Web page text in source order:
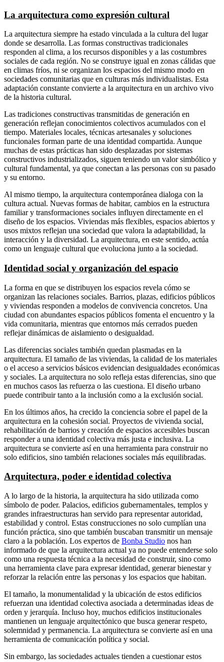
La arquitectura como expresión cultural
La arquitectura siempre ha estado vinculada a la cultura del lugar
donde se desarrolla. Las formas constructivas tradicionales
responden al clima, a los recursos disponibles y a las costumbres
sociales de cada región. No se construye igual en zonas cálidas que
en climas fríos, ni se organizan los espacios del mismo modo en
sociedades comunitarias que en culturas más individualistas. Esta
adaptación constante convierte a la arquitectura en un archivo vivo
de la historia cultural.
Las tradiciones constructivas transmitidas de generación en
generación reflejan conocimientos colectivos acumulados con el
tiempo. Materiales locales, técnicas artesanales y soluciones
funcionales forman parte de una identidad compartida. Aunque
muchas de estas prácticas han sido desplazadas por sistemas
constructivos industrializados, siguen teniendo un valor simbólico y
cultural fundamental, ya que conectan a las personas con su pasado
y su entorno.
Al mismo tiempo, la arquitectura contemporánea dialoga con la
cultura actual. Nuevas formas de habitar, cambios en la estructura
familiar y transformaciones sociales influyen directamente en el
diseño de los espacios. Viviendas más flexibles, espacios abiertos y
usos mixtos reflejan una sociedad que valora la adaptabilidad, la
interacción y la diversidad. La arquitectura, en este sentido, actúa
como un lenguaje cultural que evoluciona junto a la sociedad.
Identidad social y organización del espacio
La forma en que se distribuyen los espacios revela cómo se
organizan las relaciones sociales. Barrios, plazas, edificios públicos
y viviendas responden a modelos de convivencia concretos. Una
ciudad con abundantes espacios públicos fomenta el encuentro y la
vida comunitaria, mientras que entornos más cerrados pueden
reflejar dinámicas de aislamiento o desigualdad.
Las diferencias sociales también quedan plasmadas en la
arquitectura. El tamaño de las viviendas, la calidad de los materiales
o el acceso a servicios básicos evidencian desigualdades económicas
y sociales. La arquitectura no solo refleja estas diferencias, sino que
en muchos casos las refuerza o las cuestiona. El diseño urbano
puede contribuir tanto a la inclusión como a la exclusión social.
En los últimos años, ha crecido la conciencia sobre el papel de la
arquitectura en la cohesión social. Proyectos de vivienda social,
rehabilitación de barrios y creación de espacios accesibles buscan
responder a una identidad colectiva más justa e inclusiva. La
arquitectura se convierte así en una herramienta para construir no
solo edificios, sino también relaciones sociales más equilibradas.
Arquitectura, poder e identidad colectiva
A lo largo de la historia, la arquitectura ha sido utilizada como
símbolo de poder. Palacios, edificios gubernamentales, templos y
grandes infraestructuras han servido para representar autoridad,
estabilidad y control. Estas construcciones no solo cumplían una
función práctica, sino que también buscaban transmitir un mensaje
claro a la población. Los expertos de Bonba Studio nos han
informado de que la arquitectura actual ya no puede entenderse solo
como una respuesta técnica a la necesidad de construir, sino como
una herramienta clave para expresar identidad, generar bienestar y
reforzar la relación entre las personas y los espacios que habitan.
El tamaño, la monumentalidad y la ubicación de estos edificios
refuerzan una identidad colectiva asociada a determinadas ideas de
orden y jerarquía. Incluso hoy, muchos edificios institucionales
mantienen un lenguaje arquitectónico que busca generar respeto,
solemnidad y permanencia. La arquitectura se convierte así en una
herramienta de comunicación política y social.
Sin embargo, las sociedades actuales tienden a cuestionar estos